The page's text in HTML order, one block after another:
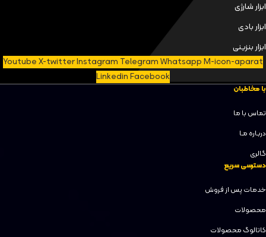
ابزار شارژی
ابزار بادی
ابزار بنزینی
YoutubeX-twitterInstagram TelegramWhatsappM-icon-aparat
LinkedinFacebook
با مخاطبان
تماس با ما
دربـاره مـا
گالری
دسترسی سریع
خدمات پس از فروش
محصولات
کاتالوگ محصولات